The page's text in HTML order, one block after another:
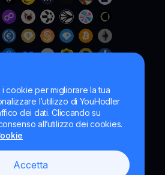
cookie per migliorare la tua
l’utilizzo di YouHodler
dei dati. Cliccando su
all’utilizzo dei cookies.
Accetta